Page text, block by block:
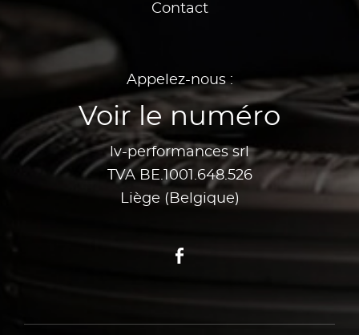
Contact
Appelez-nous :
Voir le numéro
lv-performances srl
TVA BE.1001.648.526
Liège (Belgique)